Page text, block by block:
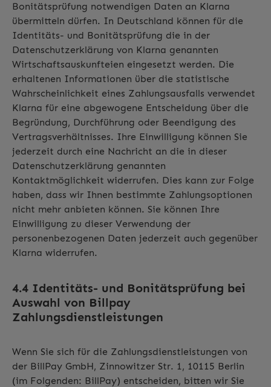
Bonitätsprüfung notwendigen Daten an Klarna
übermitteln dürfen. In Deutschland können für die
Identitäts- und Bonitätsprüfung die in der
Datenschutzerklärung von Klarna genannten
Wirtschaftsauskunfteien eingesetzt werden. Die
erhaltenen Informationen über die statistische
Wahrscheinlichkeit eines Zahlungsausfalls verwendet
Klarna für eine abgewogene Entscheidung über die
Begründung, Durchführung oder Beendigung des
Vertragsverhältnisses. Ihre Einwilligung können Sie
jederzeit durch eine Nachricht an die in dieser
Datenschutzerklärung genannten
Kontaktmöglichkeit widerrufen. Dies kann zur Folge
haben, dass wir Ihnen bestimmte Zahlungsoptionen
nicht mehr anbieten können. Sie können Ihre
Einwilligung zu dieser Verwendung der
personenbezogenen Daten jederzeit auch gegenüber
Klarna widerrufen.
4.4 Identitäts- und Bonitätsprüfung bei
Auswahl von Billpay
Zahlungsdienstleistungen
Wenn Sie sich für die Zahlungsdienstleistungen von
der BillPay GmbH, Zinnowitzer Str. 1, 10115 Berlin
(im Folgenden: BillPay) entscheiden, bitten wir Sie